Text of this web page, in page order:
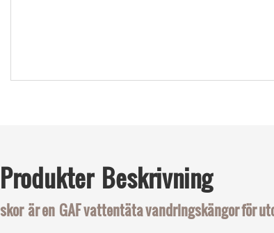
Produkter Beskrivning
skor är en GAF vattentäta vandringskängor för